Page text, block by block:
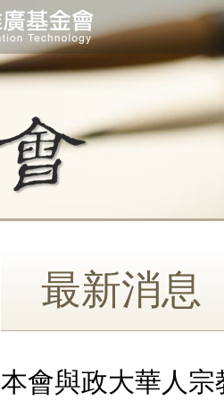
最新消息
本會與政大華人